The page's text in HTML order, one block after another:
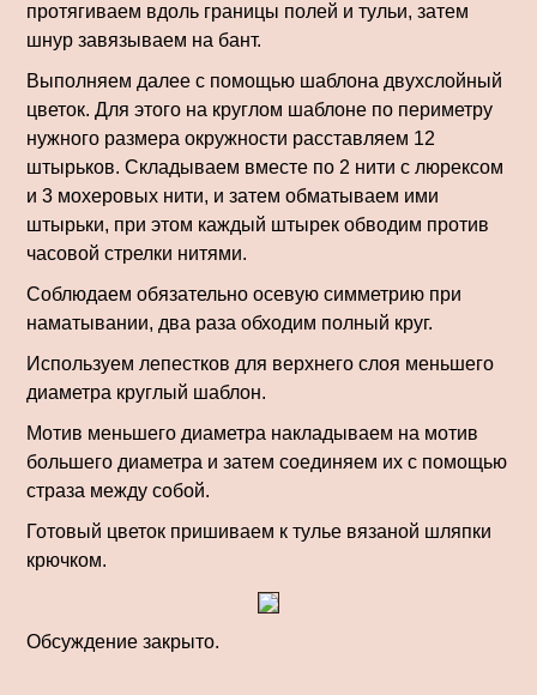
протягиваем вдоль границы полей и тульи, затем
шнур завязываем на бант.
Выполняем далее с помощью шаблона двухслойный
цветок. Для этого на круглом шаблоне по периметру
нужного размера окружности расставляем 12
штырьков. Складываем вместе по 2 нити с люрексом
и 3 мохеровых нити, и затем обматываем ими
штырьки, при этом каждый штырек обводим против
часовой стрелки нитями.
Соблюдаем обязательно осевую симметрию при
наматывании, два раза обходим полный круг.
Используем лепестков для верхнего слоя меньшего
диаметра круглый шаблон.
Мотив меньшего диаметра накладываем на мотив
большего диаметра и затем соединяем их с помощью
страза между собой.
Готовый цветок пришиваем к тулье вязаной шляпки
крючком.
Обсуждение закрыто.